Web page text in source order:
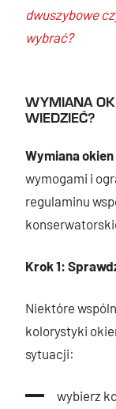
dwuszybowe
wybrać?
WYMIANA
WIEDZIEĆ?
Wymiana
wymogami i
regulaminu
Krok 1:
Niektóre
kolorystyki
sytuacji:
wybierz